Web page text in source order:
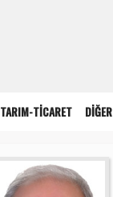
TARIM-TİCARET DİĞER